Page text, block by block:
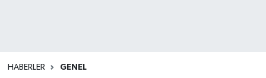
HABERLER GENEL